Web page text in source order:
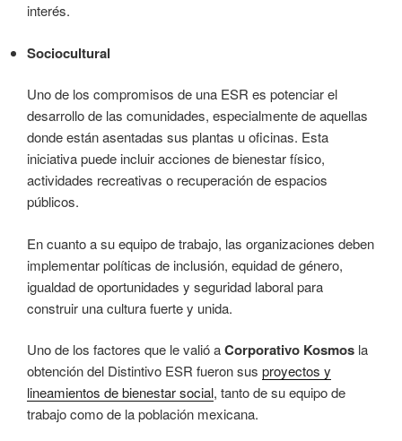
interés.
Sociocultural
Uno de los compromisos de una ESR es potenciar el
desarrollo de las comunidades, especialmente de aquellas
donde están asentadas sus plantas u oficinas. Esta
iniciativa puede incluir acciones de bienestar físico,
actividades recreativas o recuperación de espacios
públicos.
En cuanto a su equipo de trabajo, las organizaciones deben
implementar políticas de inclusión, equidad de género,
igualdad de oportunidades y seguridad laboral para
construir una cultura fuerte y unida.
Uno de los factores que le valió aCorporativo Kosmos la
obtención del Distintivo ESR fueron sus proyectos y
lineamientos de bienestar social, tanto de su equipo de
trabajo como de la población mexicana.